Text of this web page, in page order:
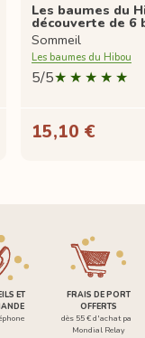
Les baumes du
découverte de 6
Sommeil
Les baumes du Hibou
5/5
15,10 €
ET
FRAIS DE PORT
OFFERTS
dès 55 € d'achat par
Mondial Relay